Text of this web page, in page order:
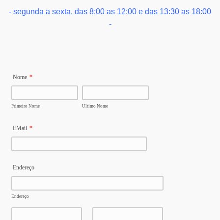
- segunda a sexta, das 8:00 as 12:00 e das 13:30 as 18:00
-
Nome *
Primeiro Nome Ultimo Nome
EMail *
Endereço
Endereço